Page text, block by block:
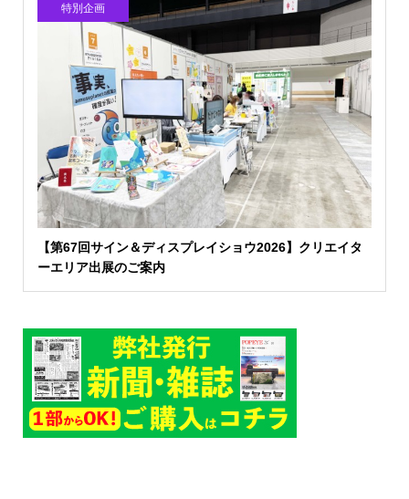
特別企画
【第67回サイン＆ディスプレイショウ2026】クリエイタ
ーエリア出展のご案内